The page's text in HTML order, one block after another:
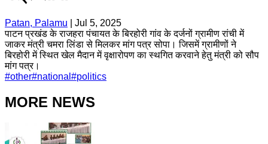
Patan, Palamu
Jul 5, 2025
पाटन प्रखंड के राजहरा पंचायत के बिरहोरी गांव के दर्जनों ग्रामीण रांची में
जाकर मंत्री चमरा लिंडा से मिलकर मांग पत्र सोपा। जिसमें ग्रामीणों ने
बिरहोरी में स्थित खेल मैदान में वृक्षारोपण का स्थगित करवाने हेतु मंत्री को सौप
मांग पत्र।
#other#national #politics
MORE NEWS